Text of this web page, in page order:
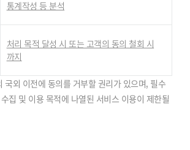
통계작성 등 분석
처리 목적 달성 시 또는 고객의 동의 철회 시
까지
국외 이전에 동의를 거부할 권리가 있으며, 필수
집 및 이용 목적에 나열된 서비스 이용이 제한될